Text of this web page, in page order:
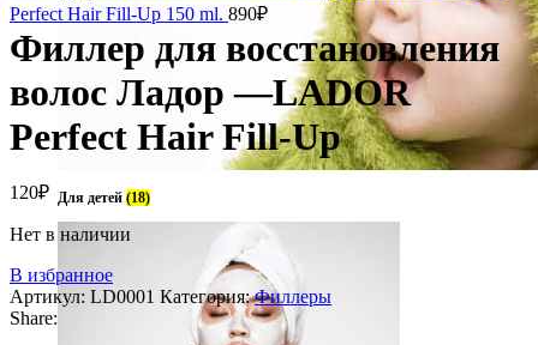
Для детей (18)
Perfect Hair Fill-Up 150 ml. 890₽
Филлер для восстановления
волос Ладор —LADOR
Perfect Hair Fill-Up
120₽
Нет в наличии
В избранное
Артикул: LD0001 Категория: Филлеры
Share: